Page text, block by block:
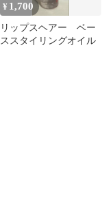
¥ 1,700
リップスヘアー ベー
ススタイリングオイル